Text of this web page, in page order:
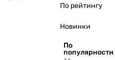
По рейтингу
Новинки
По
популярности